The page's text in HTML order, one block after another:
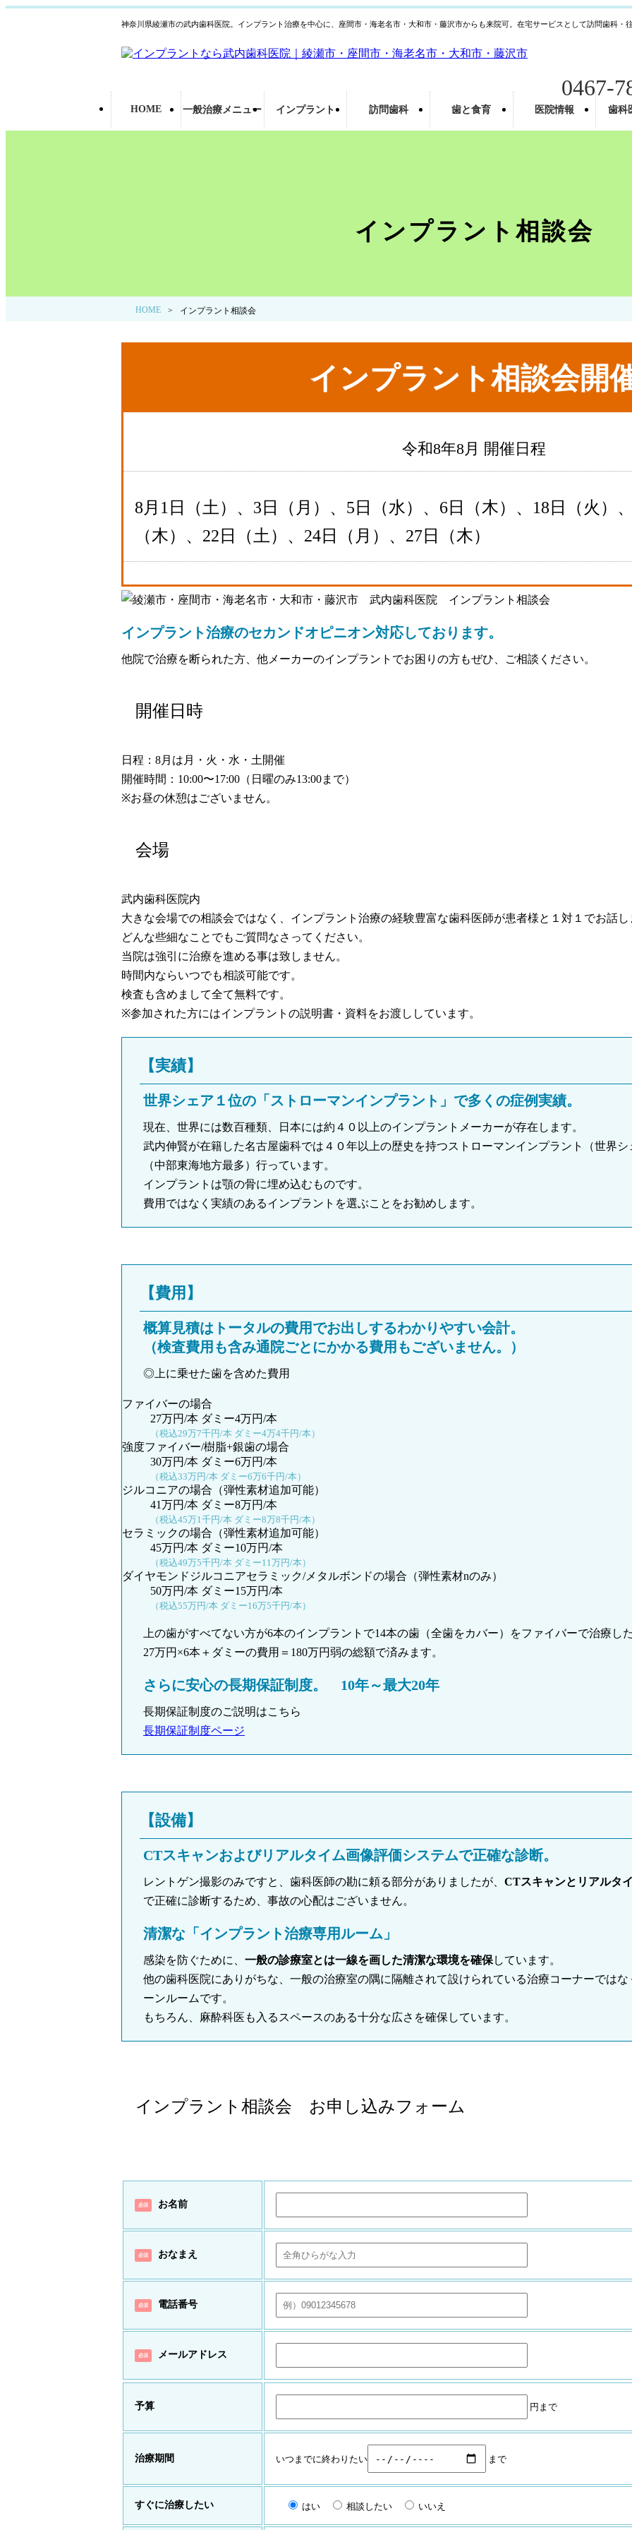
神奈川県綾瀬市の武内歯科医院。インプラント治療を中心に、座間市・海老名市・大和市・藤沢市からも来院可。在宅サービスとして訪問歯科・
0467-
HOME 一般治療メニュー インプラント 訪問歯科 歯と食育 医院情報 歯科
インプラント相談会
HOME > インプラント相談会
インプラント相談会開
令和8年8月 開催日程
8月1日（土）、3日（月）、5日（水）、6日（木）、18日（火）
（木）、22日（土）、24日（月）、27日（木）
インプラント治療のセカンドオピニオン対応しております。
他院で治療を断られた方、他メーカーのインプラントでお困りの方もぜひ、ご相談ください。
開催日時
日程：8月は月・火・水・土開催
開催時間：10:00〜17:00（日曜のみ13:00まで）
※お昼の休憩はございません。
会場
武内歯科医院内
大きな会場での相談会ではなく、インプラント治療の経験豊富な歯科医師が患者様と１対１でお話し
どんな些細なことでもご質問なさってください。
当院は強引に治療を進める事は致しません。
時間内ならいつでも相談可能です。
検査も含めまして全て無料です。
※参加された方にはインプラントの説明書・資料をお渡ししています。
【実績】
世界シェア１位の「ストローマンインプラント」で多くの症例実績。
現在、世界には数百種類、日本には約４０以上のインプラントメーカーが存在します。
武内伸賢が在籍した名古屋歯科では４０年以上の歴史を持つストローマンインプラント（世界
（中部東海地方最多）行っています。
インプラントは顎の骨に埋め込むものです。
費用ではなく実績のあるインプラントを選ぶことをお勧めします。
【費用】
概算見積はトータルの費用でお出しするわかりやすい会計。
（検査費用も含み通院ごとにかかる費用もございません。）
◎上に乗せた歯を含めた費用
ファイバーの場合
27万円/本 ダミー4万円/本
（税込29万7千円/本 ダミー4万4千円/本）
強度ファイバー/樹脂+銀歯の場合
30万円/本 ダミー6万円/本
（税込33万円/本 ダミー6万6千円/本）
ジルコニアの場合（弾性素材追加可能）
41万円/本 ダミー8万円/本
（税込45万1千円/本 ダミー8万8千円/本）
セラミックの場合（弾性素材追加可能）
45万円/本 ダミー10万円/本
（税込49万5千円/本 ダミー11万円/本）
ダイヤモンドジルコニアセラミック/メタルボンドの場合（弾性素材nのみ）
50万円/本 ダミー15万円/本
（税込55万円/本 ダミー16万5千円/本）
上の歯がすべてない方が6本のインプラントで14本の歯（全歯をカバー）をファイバーで治療し
27万円×6本＋ダミーの費用＝180万円弱の総額で済みます。
さらに安心の長期保証制度。 10年～最大20年
長期保証制度のご説明はこちら
長期保証制度ページ
【設備】
CTスキャンおよびリアルタイム画像評価システムで正確な診断。
レントゲン撮影のみですと、歯科医師の勘に頼る部分がありましたが、 CTスキャンとリアルタ
で正確に診断するため、事故の心配はございません。
清潔な「インプラント治療専用ルーム」
感染を防ぐために、 一般の診療室とは一線を画した清潔な環境を確保しています。
他の歯科医院にありがちな、一般の治療室の隅に隔離されて設けられている治療コーナーでは
ーンルームです。
もちろん、麻酔科医も入るスペースのある十分な広さを確保しています。
インプラント相談会 お申し込みフォーム
必須 お名前
必須 おなまえ
必須 電話番号
必須 メールアドレス
予算 円まで
治療期間 いつまでに終わりたい まで
すぐに治療したい はい 相談したい いいえ